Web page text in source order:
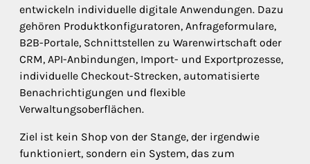
entwickeln individuelle digitale Anwendungen. Dazu
gehören Produktkonfiguratoren, Anfrageformulare,
B2B-Portale, Schnittstellen zu Warenwirtschaft oder
CRM, API-Anbindungen, Import- und Exportprozesse,
individuelle Checkout-Strecken, automatisierte
Benachrichtigungen und flexible
Verwaltungsoberflächen.
Ziel ist kein Shop von der Stange, der irgendwie
funktioniert, sondern ein System, das zum